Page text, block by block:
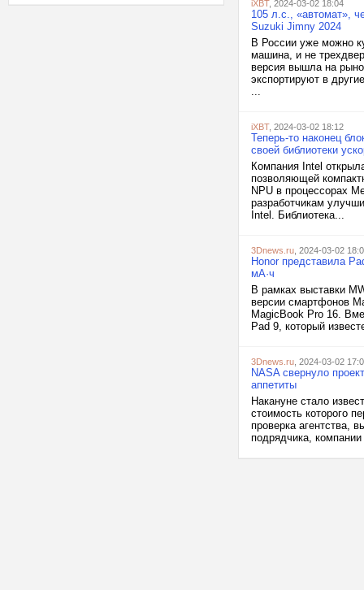
iXBT, 2024-03-02 18:04
105 л.с., «автомат»,
Suzuki Jimny 2024
В России уже можно
машина, и не
версия вышла на
экспортируют в
...
iXBT, 2024-03-02 18:12
Теперь-то наконец
своей библиотеки
Компания Intel
позволяющей
NPU в процессорах
разработчикам
Intel. Библиотека...
3Dnews.ru , 2024-03-02
Honor представила
мА·ч
В рамках выставки
версии смартфонов
MagicBook Pro 16.
Pad 9, который
3Dnews.ru , 2024-03-02
NASA свернуло
аппетиты
Накануне стало
стоимость которого
проверка агентства,
подрядчика,